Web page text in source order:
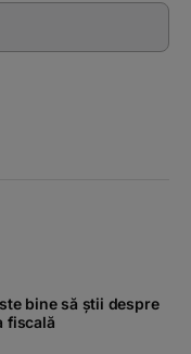
bine să știi despre
fiscală